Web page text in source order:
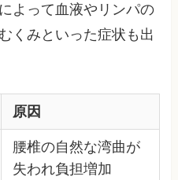
よって血液やリンパの
くみといった症状も出
原因
腰椎の自然な湾曲が
失われ負担増加